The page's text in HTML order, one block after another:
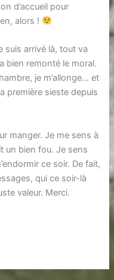
d’accueil pour
alors !
suis arrivé là, tout va
bien remonté le moral.
je m’allonge… et
première sieste depuis
manger. Je me sens à
un bien fou. Je sens
ce soir. De fait,
qui ce soir-là
valeur. Merci.